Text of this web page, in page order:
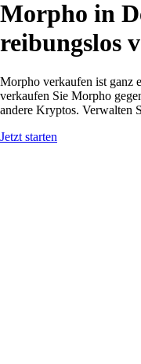
Morpho in
reibungslos
Morpho verkaufen ist ganz
verkaufen Sie Morpho
andere Kryptos. Verwalten
Jetzt starten